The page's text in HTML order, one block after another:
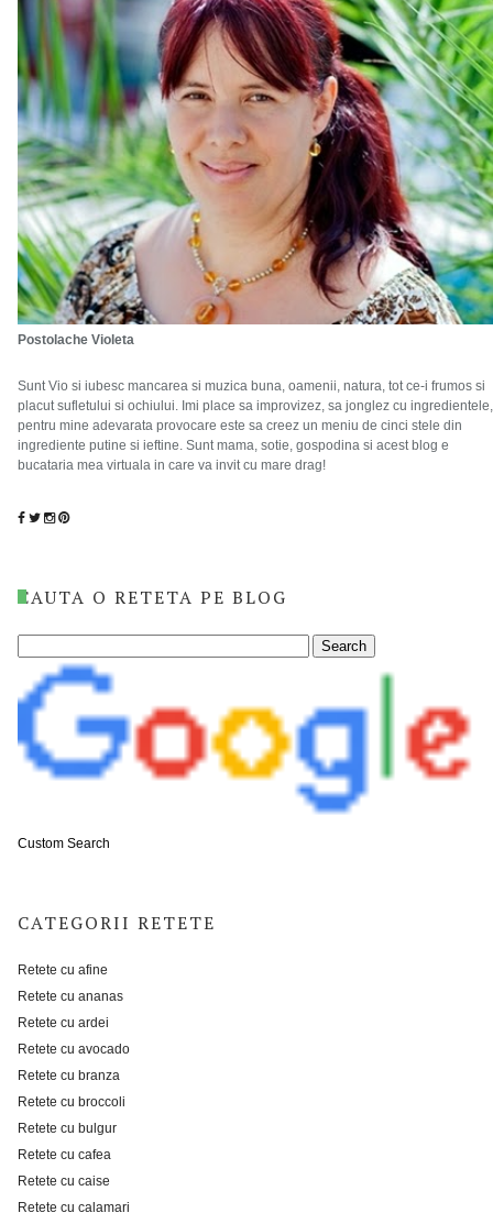
Postolache Violeta
Sunt Vio si iubesc mancarea si muzica buna, oamenii, natura, tot ce-i frumos si
placut sufletului si ochiului. Imi place sa improvizez, sa jonglez cu ingredientele,
pentru mine adevarata provocare este sa creez un meniu de cinci stele din
ingrediente putine si ieftine. Sunt mama, sotie, gospodina si acest blog e
bucataria mea virtuala in care va invit cu mare drag!
CAUTA O RETETA PE BLOG
Custom Search
CATEGORII RETETE
Retete cu afine
Retete cu ananas
Retete cu ardei
Retete cu avocado
Retete cu branza
Retete cu broccoli
Retete cu bulgur
Retete cu cafea
Retete cu caise
Retete cu calamari